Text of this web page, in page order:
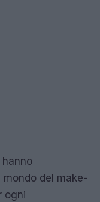
mondo del make-
ogni